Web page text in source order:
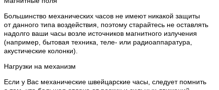
Большинство механических часов не имеют никакой защиты
от данного типа воздействия, поэтому старайтесь не оставлять
надолго ваши часы возле источников магнитного излучения
(например, бытовая техника, теле- или радиоаппаратура,
акустические колонки).
Нагрузки на механизм
Если у Вас механические швейцарские часы, следует помнить